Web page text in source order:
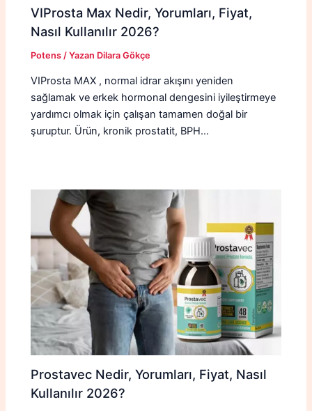
VIProsta Max Nedir, Yorumları, Fiyat,
Nasıl Kullanılır 2026?
Potens / Yazan Dilara Gökçe
VIProsta MAX , normal idrar akışını yeniden
sağlamak ve erkek hormonal dengesini iyileştirmeye
yardımcı olmak için çalışan tamamen doğal bir
şuruptur. Ürün, kronik prostatit, BPH…
Prostavec Nedir, Yorumları, Fiyat, Nasıl
Kullanılır 2026?